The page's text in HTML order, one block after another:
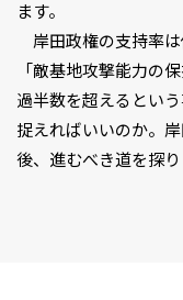
ます。
岸田政権の支持率
「敵基地攻撃能力の
過半数を超えるとい
捉えればいいのか。
後、進むべき道を探り